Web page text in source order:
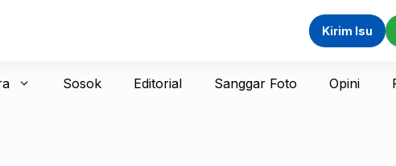
Kirim Isu
Sosok Editorial Sanggar Foto Opini